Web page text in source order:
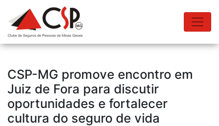
CSP-MG promove encontro em
Juiz de Fora para discutir
oportunidades e fortalecer
cultura do seguro de vida